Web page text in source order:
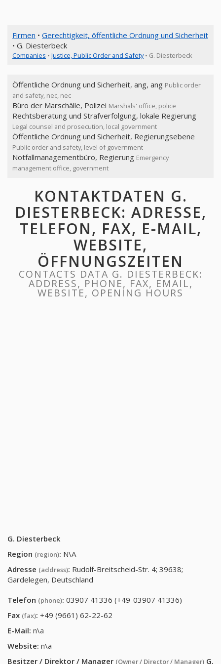
Firmen • Gerechtigkeit, öffentliche Ordnung und Sicherheit
• G. Diesterbeck
Companies • Justice, Public Order and Safety• G. Diesterbeck
Öffentliche Ordnung und Sicherheit, ang, ang Public order
and safety, nec, nec
Büro der Marschälle, Polizei Marshals' office, police
Rechtsberatung und Strafverfolgung, lokale Regierung
Legal counsel and prosecution, local government
Öffentliche Ordnung und Sicherheit, Regierungsebene
Public order and safety, level of government
Notfallmanagementbüro, Regierung Emergency
management office, government
KONTAKTDATEN G.
DIESTERBECK: ADRESSE,
TELEFON, FAX, E-MAIL,
WEBSITE,
ÖFFNUNGSZEITEN
CONTACTS DATA G. DIESTERBECK:
ADDRESS, PHONE, FAX, EMAIL,
WEBSITE, OPENING HOURS
G. Diesterbeck
Region (region): N\A
Adresse (address): Rudolf-Breitscheid-Str. 4; 39638;
Gardelegen, Deutschland
Telefon (phone): 03907 41336 (+49-03907 41336)
Fax (fax): +49 (9661) 62-22-62
E-Mail: n\a
Website: n\a
Besitzer / Direktor / Manager (Owner / Director / Manager) G.